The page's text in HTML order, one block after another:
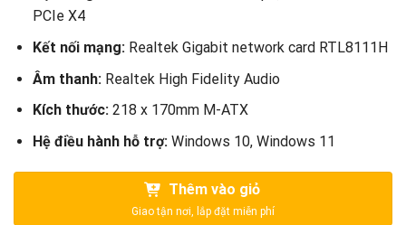
PCIe X4
Kết nối mạng:Realtek Gigabit network card RTL8111H
Âm thanh:Realtek High Fidelity Audio
Kích thước:218 x 170mm M-ATX
Hệ điều hành hỗ trợ:Windows 10, Windows 11
Thêm vào giỏ